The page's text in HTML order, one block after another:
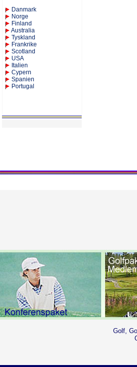
Danmark
Norge
Finland
Australia
Tyskland
Frankrike
Scotland
USA
Italien
Cypern
Spanien
Portugal
Golf,